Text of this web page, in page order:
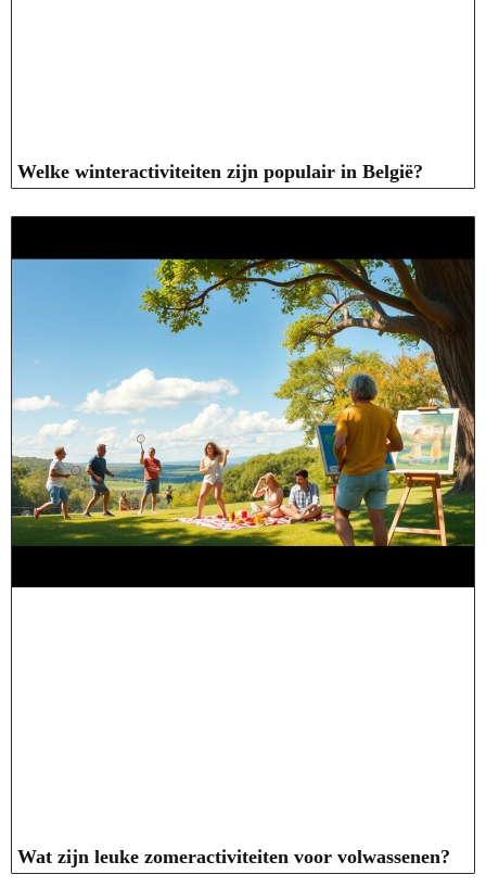
Welke winteractiviteiten zijn populair in België?
Wat zijn leuke zomeractiviteiten voor volwassenen?